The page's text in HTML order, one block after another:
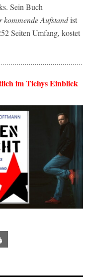
Sein Buch
Aufstandist
Seiten Umfang, kostet
im Tichys Einblick